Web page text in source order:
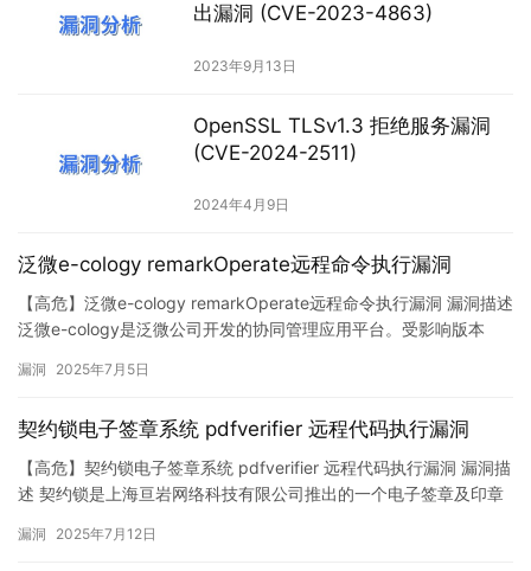
出漏洞 (CVE-2023-4863)
2023年9月13日
OpenSSL TLSv1.3 拒绝服务漏洞
(CVE-2024-2511)
2024年4月9日
泛微e-cology remarkOperate远程命令执行漏洞
【高危】泛微e-cology remarkOperate远程命令执行漏洞 漏洞描述
泛微e-cology是泛微公司开发的协同管理应用平台。受影响版本
漏洞，multipart 类型参数 requestid 直接拼接进 SQL 语句，缺乏
漏洞 2025年7月5日
契约锁电子签章系统 pdfverifier 远程代码执行漏洞
【高危】契约锁电子签章系统 pdfverifier 远程代码执行漏洞 漏洞描
述 契约锁是上海亘岩网络科技有限公司推出的一个电子签章及印章
为 ZIP 压缩格式）时，未对压缩包内的文件名进行路径合法性校
漏洞 2025年7月12日